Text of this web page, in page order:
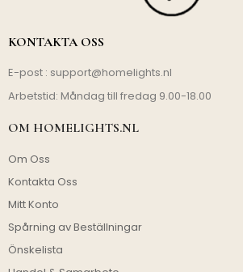
KONTAKTA OSS
E-post : support@homelights.nl
Arbetstid: Måndag till fredag 9.00-18.00
OM HOMELIGHTS.NL
Om Oss
Kontakta Oss
Mitt Konto
Spårning av Beställningar
Önskelista